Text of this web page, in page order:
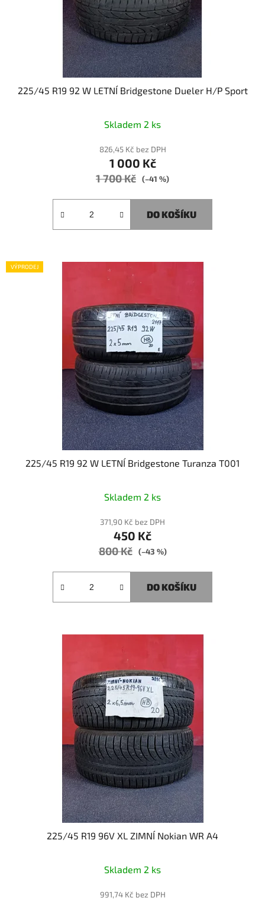
225/45 R19 92 W LETNÍ Bridgestone Dueler H/P Sport
Skladem 2 ks
826,45 Kč bez DPH
1 000 Kč
1 700 Kč (–41 %)
DO KOŠÍKU
VÝPRODEJ
225/45 R19 92 W LETNÍ Bridgestone Turanza T001
Skladem 2 ks
371,90 Kč bez DPH
450 Kč
800 Kč (–43 %)
DO KOŠÍKU
225/45 R19 96V XL ZIMNÍ Nokian WR A4
Skladem 2 ks
991,74 Kč bez DPH